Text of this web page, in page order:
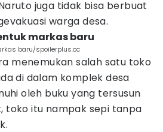
juga tidak bisa berbuat
warga desa.
markas baru
baru/spoilerplus.cc
menemukan salah satu toko
di dalam komplek desa
oleh buku yang tersusun
toko itu nampak sepi tanpa